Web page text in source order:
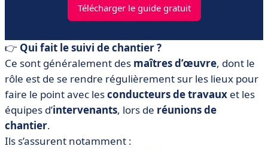
Télécharger le guide gratuit
👉 Qui fait le suivi de chantier ?
Ce sont généralement des maîtres d’œuvre, dont le
rôle est de se rendre régulièrement sur les lieux pour
faire le point avec lesconducteurs de travaux et les
équipes d’intervenants, lors de réunions de
chantier.
Ils s’assurent notamment :